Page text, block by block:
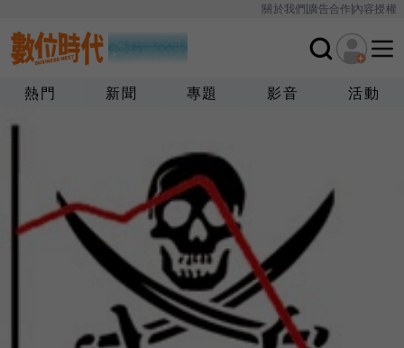
關於我們廣告合作內容授權
熱門 新聞 專題 影音 活動